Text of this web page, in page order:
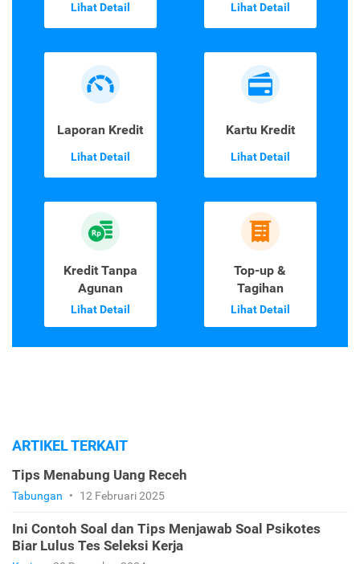
Lihat Detail Lihat Detail
Laporan Kredit
Lihat Detail
Kartu Kredit
Lihat Detail
Kredit Tanpa
Agunan
Lihat Detail
Top-up &
Tagihan
Lihat Detail
ARTIKEL TERKAIT
Tips Menabung Uang Receh
Tabungan • 12 Februari 2025
Ini Contoh Soal dan Tips Menjawab Soal Psikotes
Biar Lulus Tes Seleksi Kerja